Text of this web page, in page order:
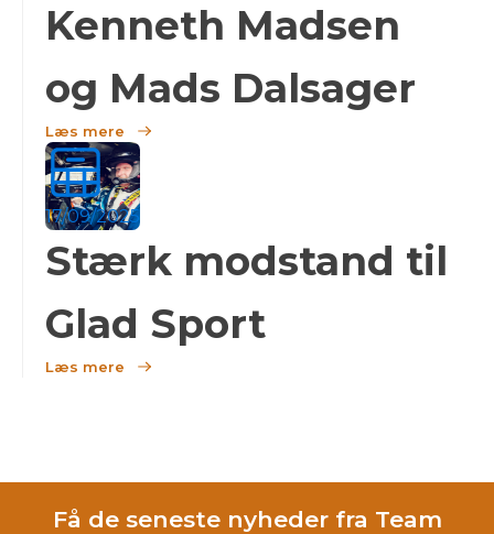
Kenneth Madsen
og Mads Dalsager
Læs mere
17/09/2025
Stærk modstand til
Glad Sport
Læs mere
Få de seneste nyheder fra Team